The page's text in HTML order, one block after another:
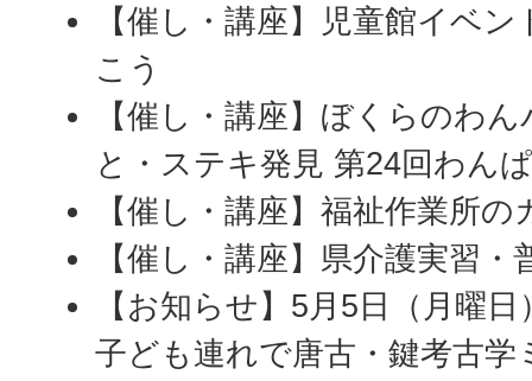
【催し・講座】児童館イベ
こう
【催し・講座】ぼくらのわ
と・ステキ発見 第24回わん
【催し・講座】福祉作業所
【催し・講座】県介護実習
【お知らせ】5月5日（月曜
子ども連れで唐古・鍵考古